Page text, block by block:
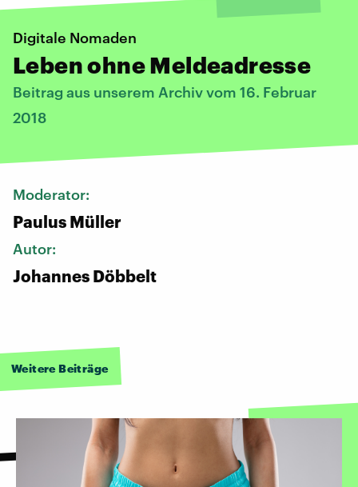
Digitale Nomaden
Leben ohne Meldeadresse
Beitrag aus unserem Archiv vom 16. Februar
2018
Moderator:
Paulus Müller
Autor:
Johannes Döbbelt
Weitere Beiträge